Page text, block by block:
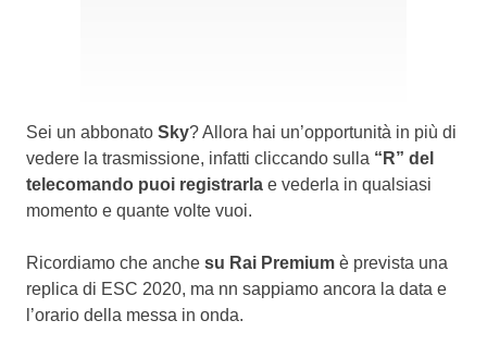
Sei un abbonato Sky? Allora hai un’opportunità in più di
vedere la trasmissione, infatti cliccando sulla “R” del
telecomando puoi registrarla e vederla in qualsiasi
momento e quante volte vuoi.
Ricordiamo che anche su Rai Premium è prevista una
replica di ESC 2020, ma nn sappiamo ancora la data e
l’orario della messa in onda.